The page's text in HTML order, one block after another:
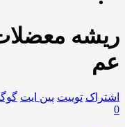
ریشه
عم
اشتراک توییت پین ایت
0